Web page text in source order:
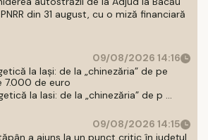
din 31 august, cu o miză financiară
09/08/2026 14:16
la Iași: de la „chinezăria” de pe
7.000 de euro
la Iasi: de la „chinezăria” de p ...
09/08/2026 14:15
a ajuns la un punct critic în județul